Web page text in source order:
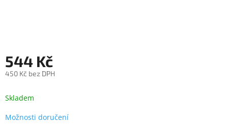
Rozšíření
záruk
Splátky
ESSOX
544 Kč
450 Kč bez DPH
cena:
Skladem
Možnosti doručení